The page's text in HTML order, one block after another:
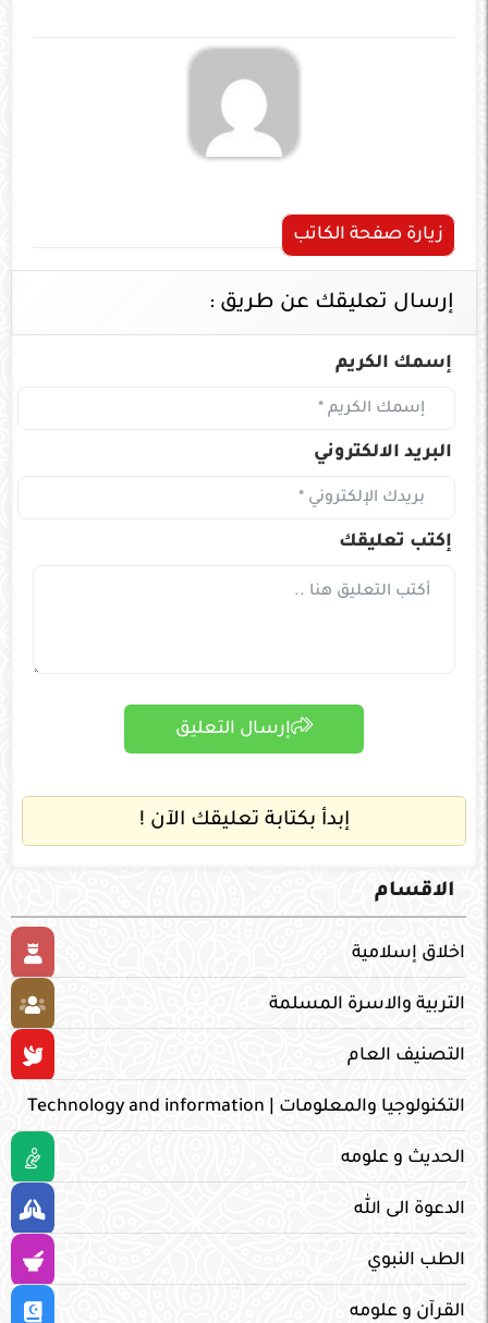
زيارة صفحة الكاتب
إرسال تعليقك عن طريق :
إسمك الكريم
البريد الالكتروني
إكتب تعليقك
إرسال التعليق
إبدأ بكتابة تعليقك الآن !
الاقسام
اخلاق إسلامية
التربية والاسرة المسلمة
التصنيف العام
التكنولوجيا والمعلومات | Technology and information
الحديث و علومه
الدعوة الى الله
الطب النبوي
القرآن و علومه